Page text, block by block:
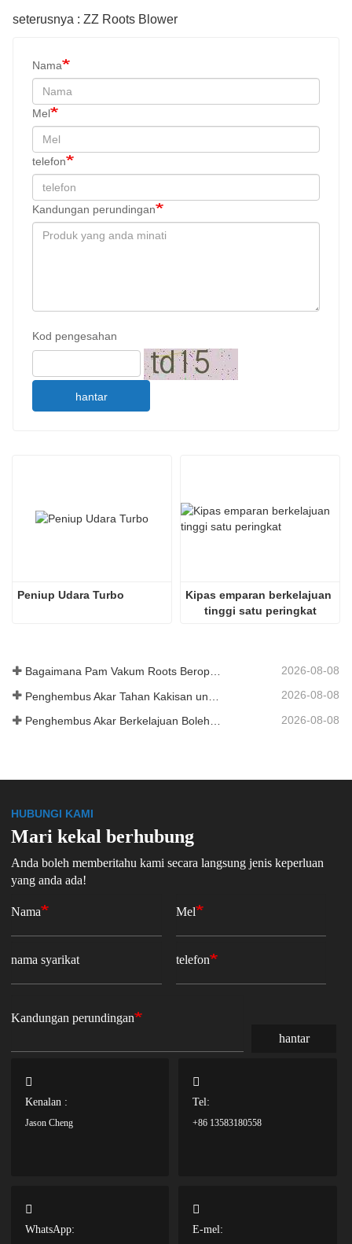
seterusnya : ZZ Roots Blower
Nama
Mel
telefon
Kandungan perundingan
Kod pengesahan
hantar
Peniup Udara Turbo
Kipas emparan berkelajuan
tinggi satu peringkat
Bagaimana Pam Vakum Roots Beroperasi 2026-08-08
2026-08-08
2026-08-08
HUBUNGI KAMI
Mari kekal berhubung
Anda boleh memberitahu kami secara langsung jenis keperluan
yang anda ada!
Nama Mel
nama syarikat telefon
Kandungan perundingan
hantar
Kenalan :
Jason Cheng
Tel:
+86 13583180558
WhatsApp: E-mel: